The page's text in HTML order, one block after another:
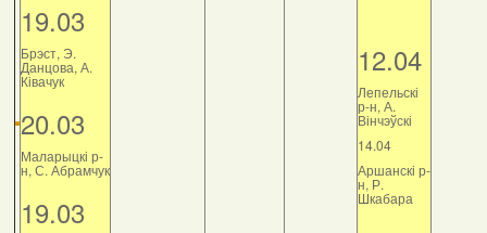
19.03
Брэст, Э.
Данцова, А.
Ківачук
20.03
Маларыцкі р-
н, С. Абрамчук
19.03
12.04
Лепельскі
р-н, А.
Вінчэўскі
14.04
Аршанскі р-
н, Р.
Шкабара